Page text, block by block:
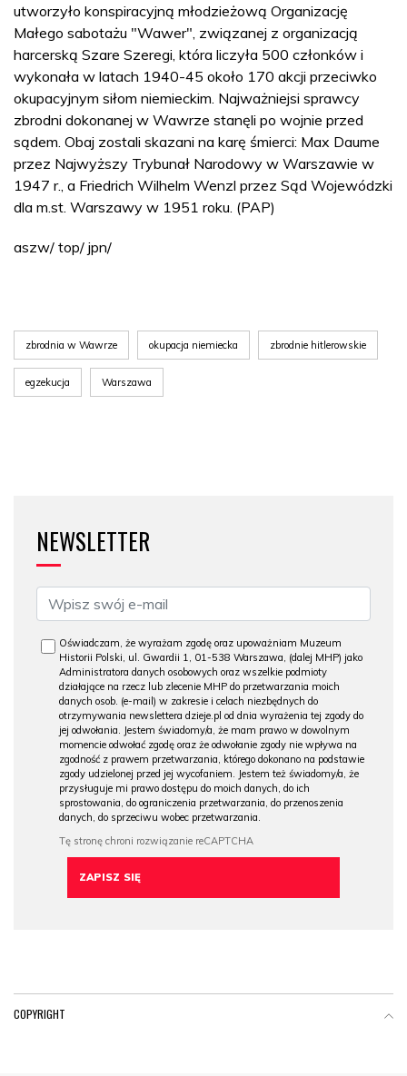
utworzyło konspiracyjną młodzieżową Organizację
Małego sabotażu "Wawer", związanej z organizacją
harcerską Szare Szeregi, która liczyła 500 członków i
wykonała w latach 1940-45 około 170 akcji przeciwko
okupacyjnym siłom niemieckim. Najważniejsi sprawcy
zbrodni dokonanej w Wawrze stanęli po wojnie przed
sądem. Obaj zostali skazani na karę śmierci: Max Daume
przez Najwyższy Trybunał Narodowy w Warszawie w
1947 r., a Friedrich Wilhelm Wenzl przez Sąd Wojewódzki
dla m.st. Warszawy w 1951 roku. (PAP)
aszw/ top/ jpn/
zbrodnia w Wawrze okupacja niemiecka zbrodnie hitlerowskie
egzekucja Warszawa
NEWSLETTER
Oświadczam, że wyrażam zgodę oraz upoważniam Muzeum
Historii Polski, ul. Gwardii 1, 01-538 Warszawa, (dalej MHP) jako
Administratora danych osobowych oraz wszelkie podmioty
działające na rzecz lub zlecenie MHP do przetwarzania moich
danych osob. (e-mail) w zakresie i celach niezbędnych do
otrzymywania newslettera dzieje.pl od dnia wyrażenia tej zgody do
jej odwołania. Jestem świadomy/a, że mam prawo w dowolnym
momencie odwołać zgodę oraz że odwołanie zgody nie wpływa na
zgodność z prawem przetwarzania, którego dokonano na podstawie
zgody udzielonej przed jej wycofaniem. Jestem też świadomy/a, że
przysługuje mi prawo dostępu do moich danych, do ich
sprostowania, do ograniczenia przetwarzania, do przenoszenia
danych, do sprzeciwu wobec przetwarzania.
COPYRIGHT